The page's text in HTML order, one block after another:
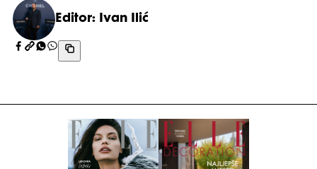
Editor: Ivan Ilić